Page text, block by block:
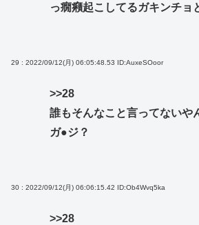
っ癇癪起こしてるガキンチョ
29 : 2022/09/12(月) 06:05:48.53 ID:AuxeSOoor
>>28
誰もそんなこと言ってないや
ガ●ジ？
30 : 2022/09/12(月) 06:06:15.42 ID:Ob4Wvq5ka
>>28